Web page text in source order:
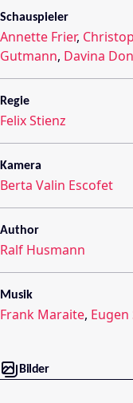
Schauspieler
Annette Frier,
Gutmann, Davina
Regie
Felix Stienz
Kamera
Berta Valin Escofet
Author
Ralf Husmann
Musik
Frank Maraite, Eugen
Bilder